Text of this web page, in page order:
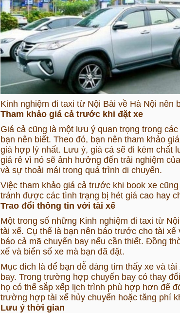
Kinh nghiệm đi taxi từ Nội Bài về Hà Nội nên
Tham khảo giá cả trước khi đặt xe
Giá cả cũng là một lưu ý quan trọng trong
bạn nên biết. Theo đó, bạn nên tham khảo
giá hợp lý nhất. Lưu ý, giá cả sẽ đi kèm chất
giá rẻ vì nó sẽ ảnh hưởng đến trải nghiệm
và sự thoải mái trong quá trình di chuyển.
Việc tham khảo giá cả trước khi book xe
tránh được các tình trạng bị hét giá cao hay
Trao đổi thông tin với tài xế
Một trong số những Kinh nghiệm đi taxi từ
tài xế. Cụ thể là bạn nên báo trước cho tài
báo cả mã chuyến bay nếu cần thiết. Đồng
xế và biển số xe mà bạn đã đặt.
Mục đích là để bạn dễ dàng tìm thấy xe và
bay. Trong trường hợp chuyến bay có thay
họ có thể sắp xếp lịch trình phù hợp hơn để
trường hợp tài xế hủy chuyến hoặc tăng phí
Lưu ý thời gian